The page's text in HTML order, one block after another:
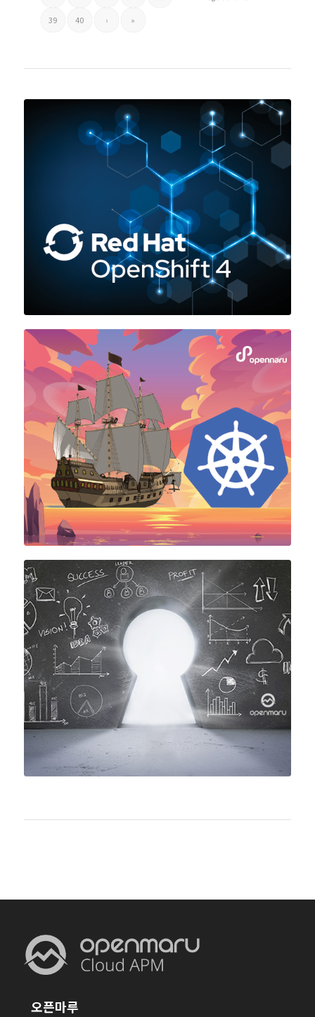
39 40 › »
오픈마루